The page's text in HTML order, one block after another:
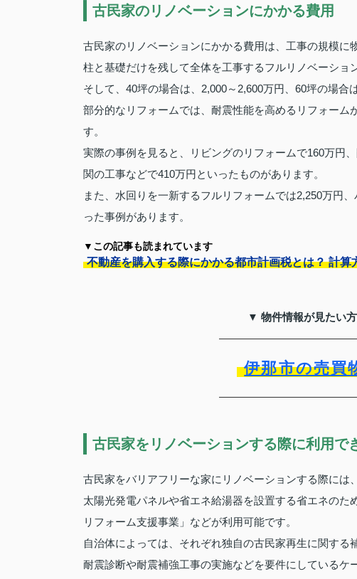
古民家のリノベーションにかかる費用
古民家のリノベーションにかかる費用は、工事の規模に
柱と基礎だけを残して全体を工事するフルリノベーショ
そして、40坪の場合は、2,000～2,600万円、60坪の場合
部分的なリフォームでは、耐震性能を高めるリフォー
す。
実際の事例を見ると、リビングのリフォームで160万円
関の工事などで410万円といったものがあります。
また、水回りを一新するフルリフォームでは2,250万円
った事例があります。
▼この記事も読まれています
不動産を購入する際にかかる都市計画税とは？ 計算
▼ 物件情報が見たい
伊那市の売買
古民家をリノベーションする際に利用で
古民家をバリアフリーな家にリノベーションする際には
太陽光発電パネルや省エネ給湯器を設置する省エネの
リフォーム支援事業」などが利用可能です。
自治体によっては、それぞれ独自の古民家再生に関する
耐震診断や耐震補強工事の実施などを要件にしている